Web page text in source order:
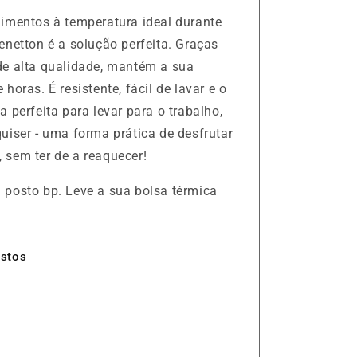
à temperatura ideal durante
é a solução perfeita. Graças
alta qualidade, mantém a sua
É resistente, fácil de lavar e o
perfeita para levar para o trabalho,
- uma forma prática de desfrutar
ter de a reaquecer!
bp. Leve a sua bolsa térmica